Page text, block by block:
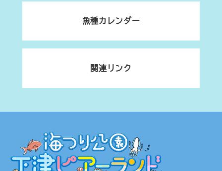
魚種カレンダー
関連リンク